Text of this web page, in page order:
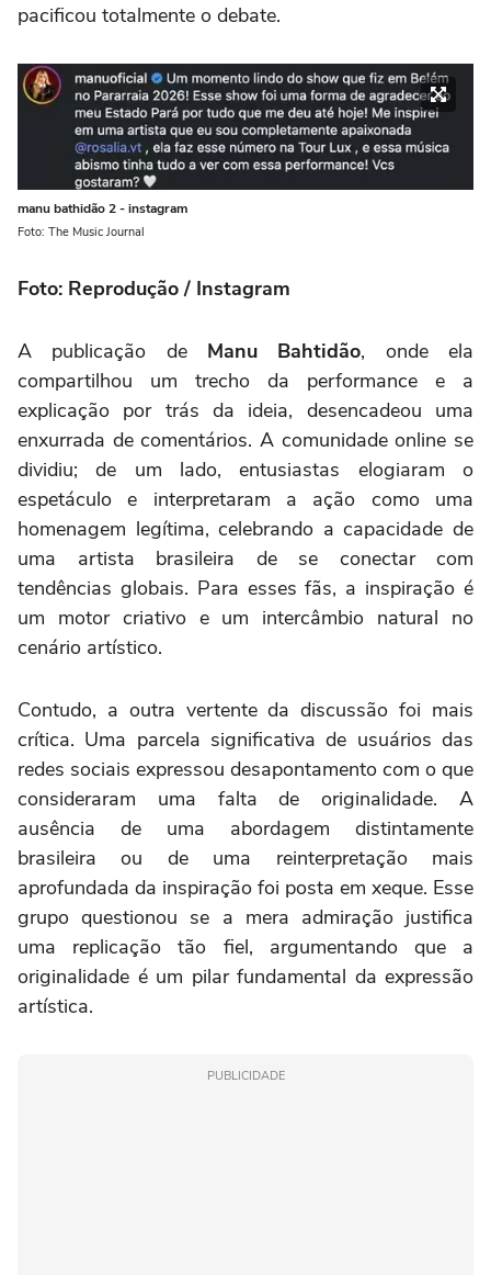
pacificou totalmente o debate.
manu bathidão 2 - instagram
Foto: The Music Journal
Foto: Reprodução / Instagram
A publicação de Manu Bahtidão, onde ela
compartilhou um trecho da performance e a
explicação por trás da ideia, desencadeou uma
enxurrada de comentários. A comunidade online se
dividiu; de um lado, entusiastas elogiaram o
espetáculo e interpretaram a ação como uma
homenagem legítima, celebrando a capacidade de
uma artista brasileira de se conectar com
tendências globais. Para esses fãs, a inspiração é
um motor criativo e um intercâmbio natural no
cenário artístico.
Contudo, a outra vertente da discussão foi mais
crítica. Uma parcela significativa de usuários das
redes sociais expressou desapontamento com o que
consideraram uma falta de originalidade. A
ausência de uma abordagem distintamente
brasileira ou de uma reinterpretação mais
aprofundada da inspiração foi posta em xeque. Esse
grupo questionou se a mera admiração justifica
uma replicação tão fiel, argumentando que a
originalidade é um pilar fundamental da expressão
artística.
PUBLICIDADE